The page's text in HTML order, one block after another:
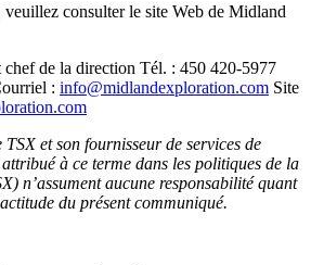
consulter le site Web de Midland
chef de la direction Tél. : 450 420-5977
: info@midlandexploration.com Site
et son fournisseur de services de
à ce terme dans les politiques de la
n’assument aucune responsabilité quant
du présent communiqué.